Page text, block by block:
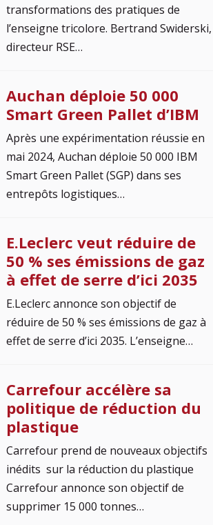
transformations des pratiques de
l’enseigne tricolore. Bertrand Swiderski,
directeur RSE…
Auchan déploie 50 000
Smart Green Pallet d’IBM
Après une expérimentation réussie en
mai 2024, Auchan déploie 50 000 IBM
Smart Green Pallet (SGP) dans ses
entrepôts logistiques…
E.Leclerc veut réduire de
50 % ses émissions de gaz
à effet de serre d’ici 2035
E.Leclerc annonce son objectif de
réduire de 50 % ses émissions de gaz à
effet de serre d’ici 2035. L’enseigne…
Carrefour accélère sa
politique de réduction du
plastique
Carrefour prend de nouveaux objectifs
inédits sur la réduction du plastique
Carrefour annonce son objectif de
supprimer 15 000 tonnes…